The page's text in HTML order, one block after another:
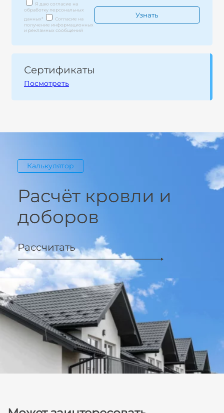
Я даю согласие на
обработку персональных
данных*
Согласие на
получение информационных
и рекламных сообщений
Сертификаты
Посмотреть
Калькулятор
Расчёт кровли и
доборов
Рассчитать